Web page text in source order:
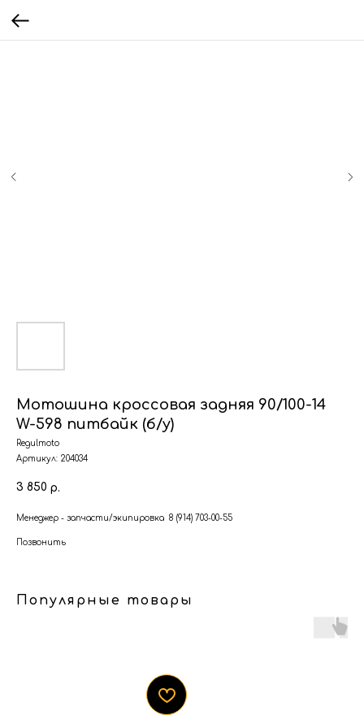
Мотошина кроссовая задняя 90/100-14
W-598 питбайк (б/у)
Regulmoto
Артикул: 204034
3 850 р.
Менеджер - запчасти/экипировка 8 (914) 703-00-55
Позвонить
Популярные товары